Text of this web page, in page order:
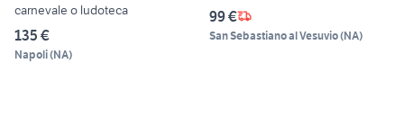
carnevale o ludoteca
135 €
Napoli(NA)
99 €
San Sebastiano al Vesuvio(NA)